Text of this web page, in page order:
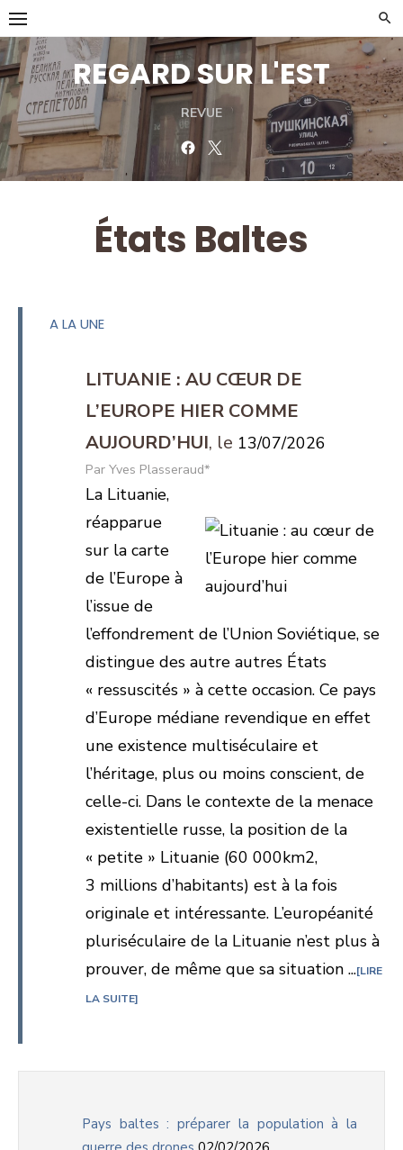
Skip
to
content
REGARD SUR L'EST
REVUE
FacebookTwitter
États Baltes
A LA UNE
LITUANIE : AU CŒUR DE
L’EUROPE HIER COMME
AUJOURD’HUI
13/07/2026
Yves Plasseraud*
La Lituanie,
réapparue
sur la carte
de l’Europe à
l’issue de
l’effondrement de l’Union Soviétique, se
distingue des autre autres États
« ressuscités » à cette occasion. Ce pays
d’Europe médiane revendique en effet
une existence multiséculaire et
l’héritage, plus ou moins conscient, de
celle-ci. Dans le contexte de la menace
existentielle russe, la position de la
« petite » Lituanie (60 000km2,
3 millions d’habitants) est à la fois
originale et intéressante. L’européanité
pluriséculaire de la Lituanie n’est plus à
prouver, de même que sa situation ... LIRE
LA SUITE
Pays baltes : préparer la population à la